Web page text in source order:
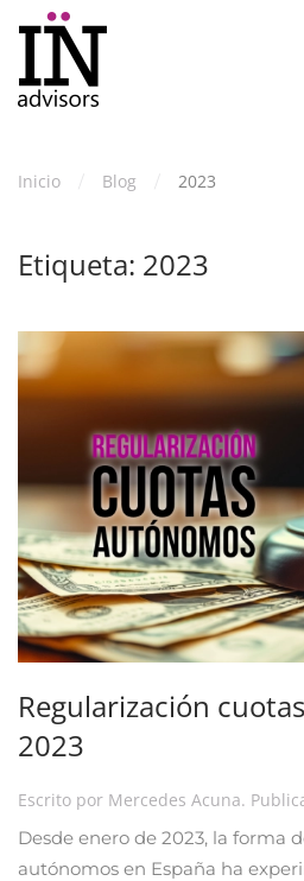
Skip to main content
Inicio Blog 2023
Etiqueta: 2023
Regularización
2023
Escrito por Mercedes Acuna.
Desde enero de 2023, la forma
autónomos en España ha